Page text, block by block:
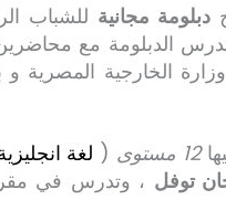
دبلومة مجانية للشباب
الدبلومة مع
الخارجية المصرية و
12 مستوى ( لغة
توفل ، وتدرس في مقر